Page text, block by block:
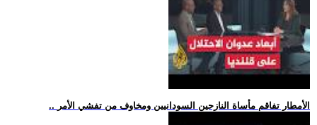
.. الأمطار تفاقم مأساة النازحين السودانيين ومخاوف من تفشي الأمر